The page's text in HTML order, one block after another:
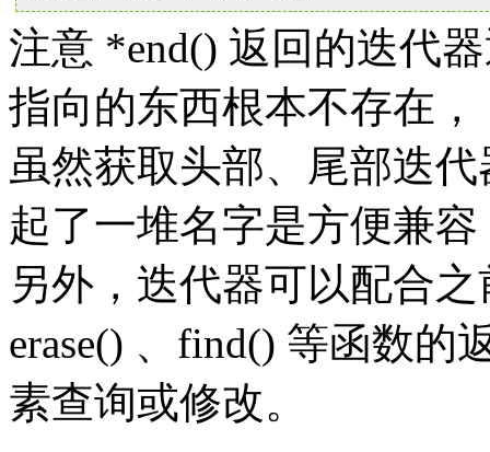
注意 *end() 返回的迭代
指向的东西根本不存在
虽然获取头部、尾部迭
起了一堆名字是方便兼
另外，迭代器可以配合
erase() 、find() 等函数的
素查询或修改。